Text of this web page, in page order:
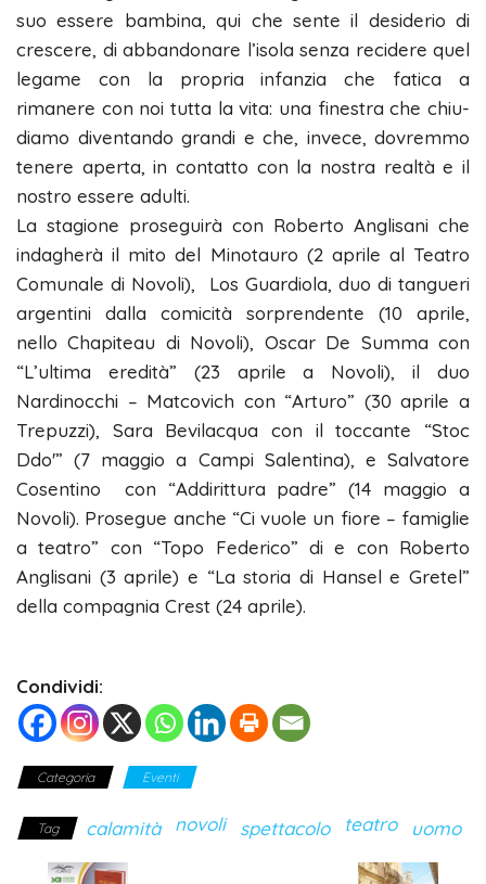
suo essere bambina, qui che sente il desiderio di
crescere, di abbandonare l’isola senza recidere quel
legame con la propria infanzia che fatica a
rimanere con noi tutta la vita: una finestra che chiu-
diamo diventando grandi e che, invece, dovremmo
tenere aperta, in contatto con la nostra realtà e il
nostro essere adulti.
La stagione proseguirà con Roberto Anglisani che
indagherà il mito del Minotauro (2 aprile al Teatro
Comunale di Novoli), Los Guardiola, duo di tangueri
argentini dalla comicità sorprendente (10 aprile,
nello Chapiteau di Novoli), Oscar De Summa con
“L’ultima eredità” (23 aprile a Novoli), il duo
Nardinocchi – Matcovich con “Arturo” (30 aprile a
Trepuzzi), Sara Bevilacqua con il toccante “Stoc
Ddo'” (7 maggio a Campi Salentina), e Salvatore
Cosentino con “Addirittura padre” (14 maggio a
Novoli). Prosegue anche “Ci vuole un fiore – famiglie
a teatro” con “Topo Federico” di e con Roberto
Anglisani (3 aprile) e “La storia di Hansel e Gretel”
della compagnia Crest (24 aprile).
Condividi:
Categoria Eventi
Tag calamità novoli spettacolo teatro uomo